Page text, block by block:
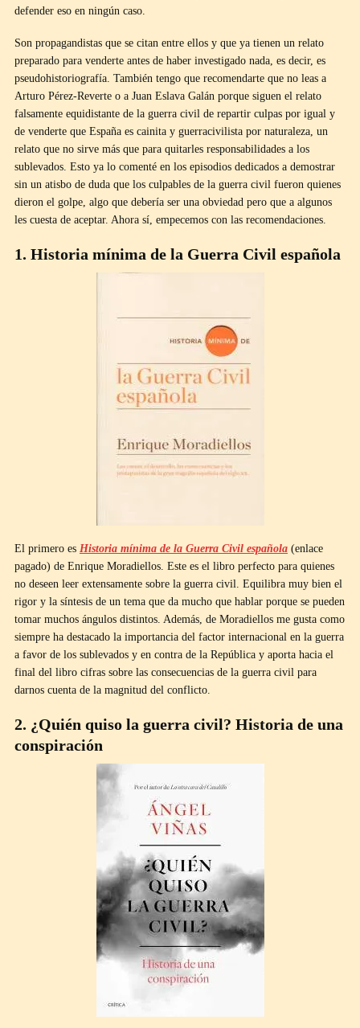
defender eso en ningún caso.
Son propagandistas que se citan entre ellos y que ya tienen un relato
preparado para venderte antes de haber investigado nada, es decir, es
pseudohistoriografía. También tengo que recomendarte que no leas a
Arturo Pérez-Reverte o a Juan Eslava Galán porque siguen el relato
falsamente equidistante de la guerra civil de repartir culpas por igual y
de venderte que España es cainita y guerracivilista por naturaleza, un
relato que no sirve más que para quitarles responsabilidades a los
sublevados. Esto ya lo comenté en los episodios dedicados a demostrar
sin un atisbo de duda que los culpables de la guerra civil fueron quienes
dieron el golpe, algo que debería ser una obviedad pero que a algunos
les cuesta de aceptar. Ahora sí, empecemos con las recomendaciones.
1. Historia mínima de la Guerra Civil española
El primero es Historia mínima de la Guerra Civil española (enlace
pagado) de Enrique Moradiellos. Este es el libro perfecto para quienes
no deseen leer extensamente sobre la guerra civil. Equilibra muy bien el
rigor y la síntesis de un tema que da mucho que hablar porque se pueden
tomar muchos ángulos distintos. Además, de Moradiellos me gusta como
siempre ha destacado la importancia del factor internacional en la guerra
a favor de los sublevados y en contra de la República y aporta hacia el
final del libro cifras sobre las consecuencias de la guerra civil para
darnos cuenta de la magnitud del conflicto.
2. ¿Quién quiso la guerra civil? Historia de una
conspiración